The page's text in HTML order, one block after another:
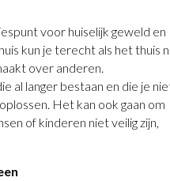
voor huiselijk geweld en
kun je terecht als het thuis
over anderen.
al langer bestaan en die je
Het kan ook gaan om
of kinderen niet veilig zijn,